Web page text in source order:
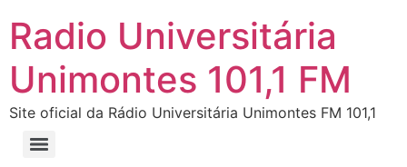
Radio Universitária
Unimontes 101,1 FM
Site oficial da Rádio Universitária Unimontes FM 101,1